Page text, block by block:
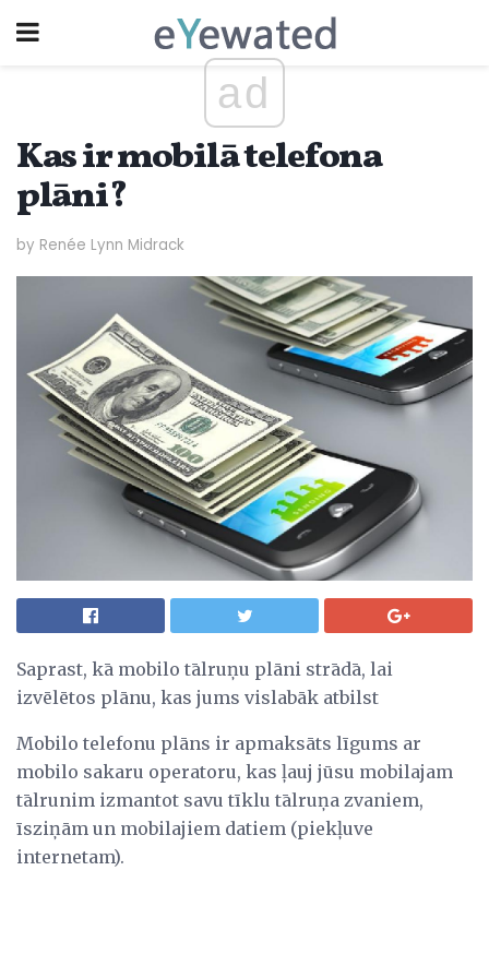
ad
Kas ir mobilā telefona
plāni?
by Renée Lynn Midrack
Saprast, kā mobilo tālruņu plāni strādā, lai
izvēlētos plānu, kas jums vislabāk atbilst
Mobilo telefonu plāns ir apmaksāts līgums ar
mobilo sakaru operatoru, kas ļauj jūsu mobilajam
tālrunim izmantot savu tīklu tālruņa zvaniem,
īsziņām un mobilajiem datiem (piekļuve
internetam).